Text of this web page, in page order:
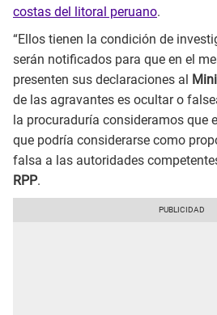
costas del litoral peruano.
“Ellos tienen la condición de
serán notificados para que en el
presenten sus declaraciones al
de las agravantes es ocultar o
la procuraduría consideramos que
que podría considerarse como
falsa a las autoridades
RPP.